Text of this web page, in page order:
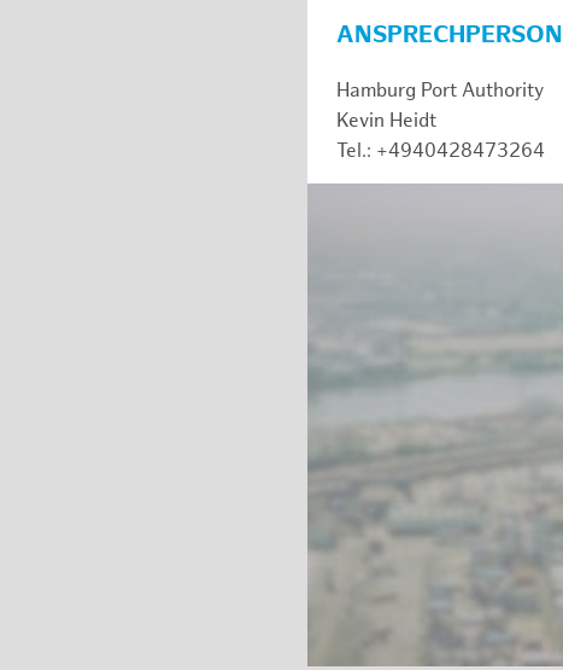
ANSPRECHPERSON
Hamburg Port Authority
Kevin Heidt
Tel.: +4940428473264